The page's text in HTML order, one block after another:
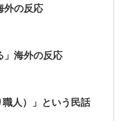
外の反応
」海外の反応
人）」という民話